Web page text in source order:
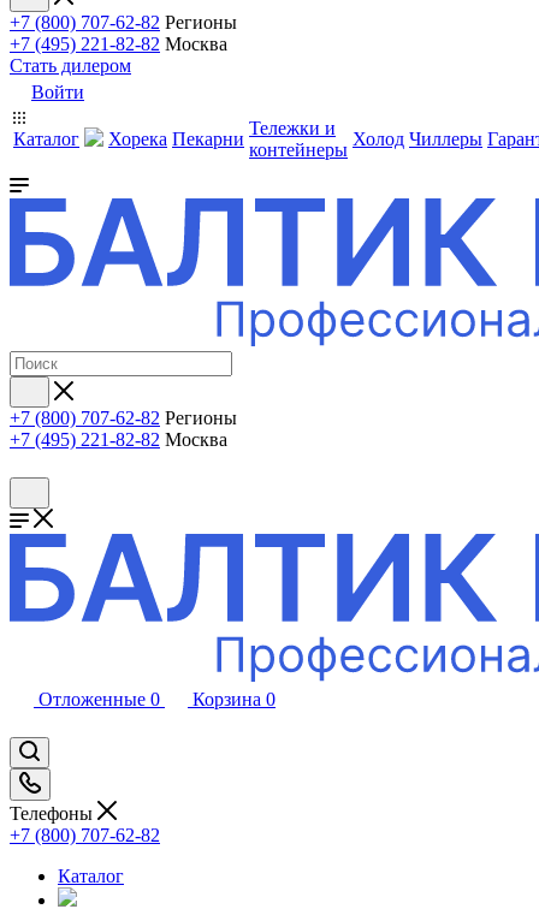
+7 (800) 707-62-82 Регионы
+7 (495) 221-82-82 Москва
Стать дилером
Войти
Каталог Хорека Пекарни
Тележки и
контейнеры
Холод Чиллеры
+7 (800) 707-62-82 Регионы
+7 (495) 221-82-82 Москва
Отложенные 0 Корзина 0
Телефоны
+7 (800) 707-62-82
Каталог